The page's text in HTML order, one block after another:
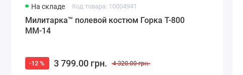
На складе Код товара: 10004941
Милитарка™ полевой костюм Горка Т-800
ММ-14
-12 % 3 799.00 грн. 4 320.00 грн.